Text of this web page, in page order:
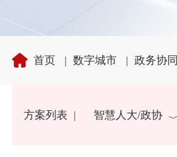
首页 | 数字城市 | 政务协同
方案列表 | 智慧人大/政协